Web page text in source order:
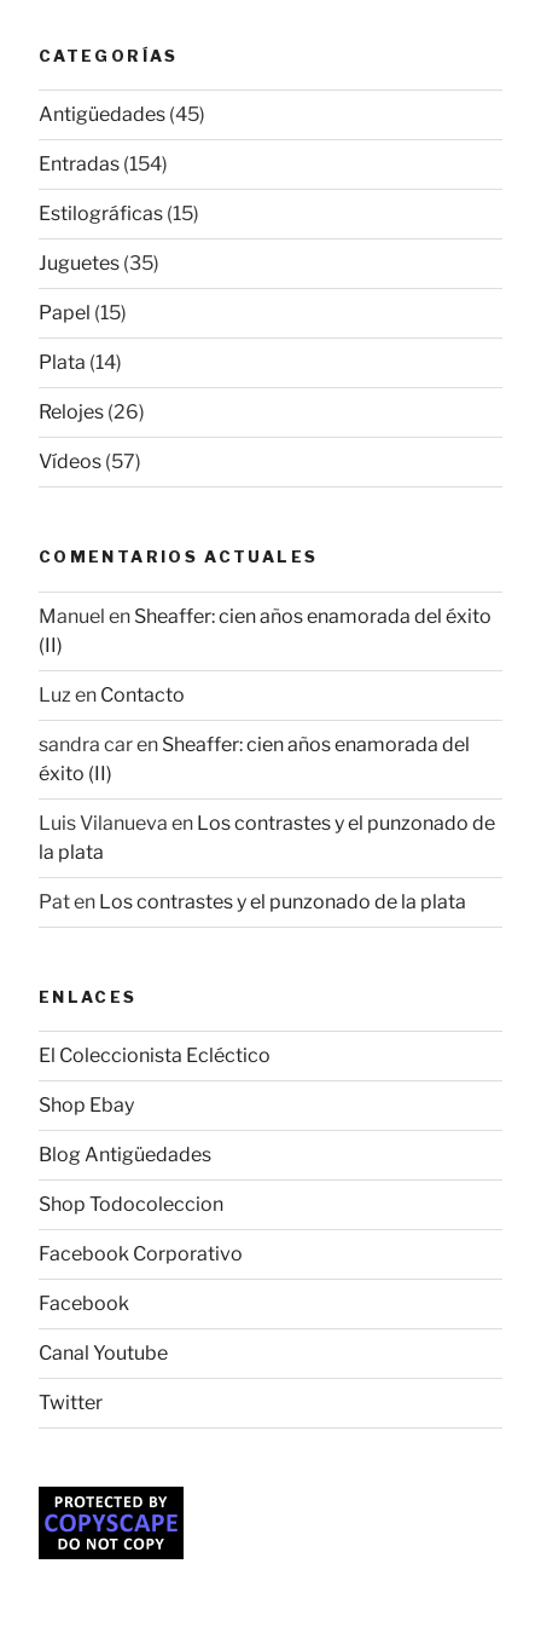
CATEGORÍAS
Antigüedades (45)
Entradas (154)
Estilográficas (15)
Juguetes (35)
Papel (15)
Plata (14)
Relojes (26)
Vídeos (57)
COMENTARIOS ACTUALES
Manuel en Sheaffer: cien años enamorada del éxito
(II)
Luz en Contacto
sandra caren Sheaffer: cien años enamorada del
éxito (II)
Luis Vilanueva en Los contrastes y el punzonado de
la plata
Paten Los contrastes y el punzonado de la plata
ENLACES
El Coleccionista Ecléctico
Shop Ebay
Blog Antigüedades
Shop Todocoleccion
Facebook Corporativo
Facebook
Canal Youtube
Twitter